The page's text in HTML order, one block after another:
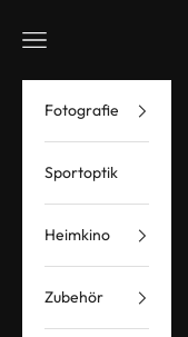
Menü
Fotografie
Sportoptik
Heimkino
Zubehör